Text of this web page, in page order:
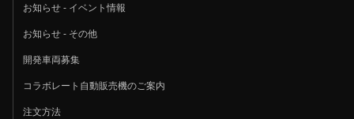
お知らせ - イベント情報
お知らせ - その他
開発車両募集
コラボレート自動販売機のご案内
注文方法